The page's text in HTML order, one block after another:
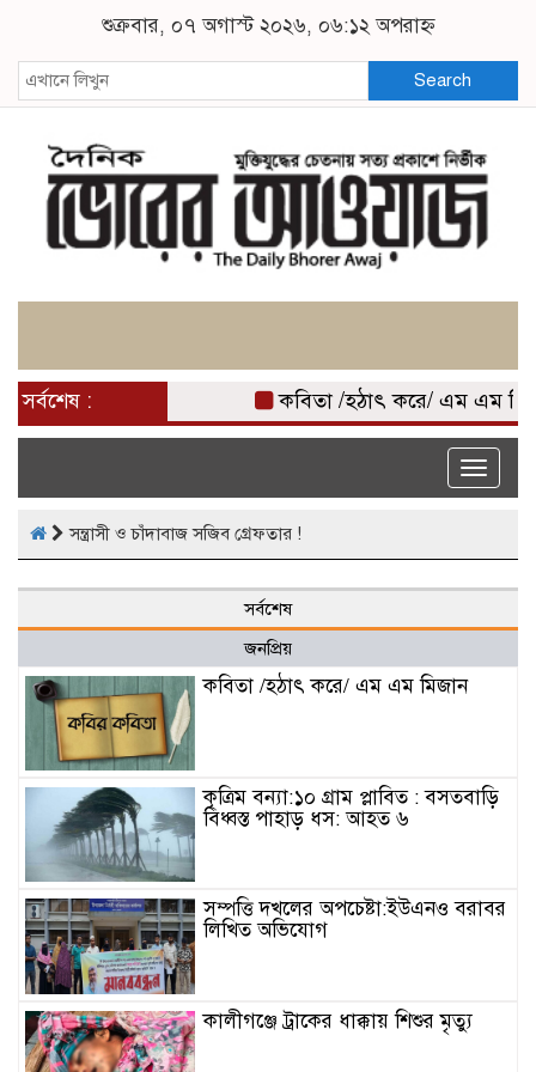
শুক্রবার, ০৭ অগাস্ট ২০২৬, ০৬:১২ অপরাহ্ন
Search
সর্বশেষ : কবিতা /হঠাৎ করে/ এম এম
Toggle
সন্ত্রাসী ও চাঁদাবাজ সজিব গ্রেফতার !
সর্বশেষ
জনপ্রিয়
কবিতা /হঠাৎ করে/ এম এম মিজান
কৃত্রিম বন্যা:১০ গ্রাম প্লাবিত : বসতবাড়ি
বিধ্বস্ত পাহাড় ধস: আহত ৬
সম্পত্তি দখলের অপচেষ্টা:ইউএনও বরাবর
লিখিত অভিযোগ
কালীগঞ্জে ট্রাকের ধাক্কায় শিশুর মৃত্যু